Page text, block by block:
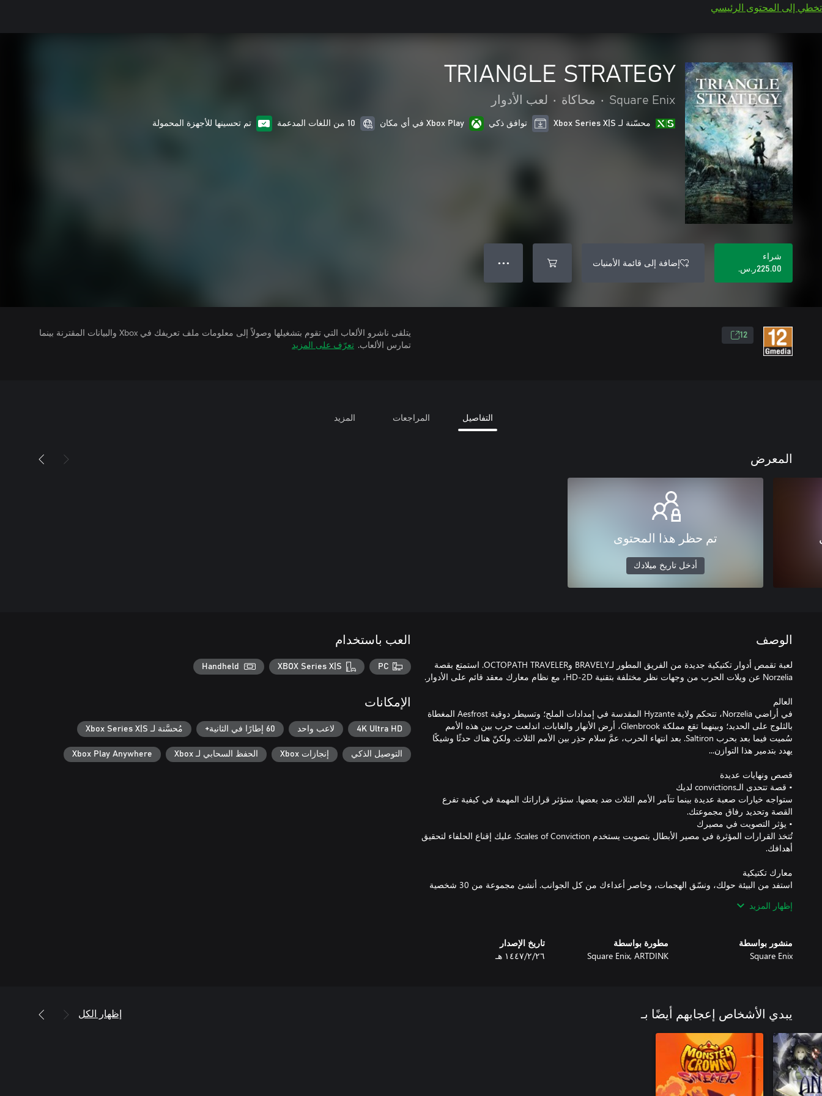
تخطي إلى المحتوى الرئيسي
TRIANGLE STRATEGY
Square Enix
• محاكاة • لعب الأدوار
محسّنة لـ Xbox Series X|S توافق ذكي Xbox Play في أي مكان 10 من اللغات المدعمة تم تحسينها للأجهزة المحمولة
شراء
‪ر.س.‏‎225.00‬
إضافة إلى قائمة الأمنيات ● ● ●
12
يتلقى ناشرو الألعاب التي تقوم بتشغيلها وصولاً إلى معلومات ملف تعريفك في Xbox والبيانات المقترنة بينما
تمارس الألعاب. تعرّف على المزيد
التفاصيل المراجعات المزيد
المعرض
تم حظر هذا المحتوى
أدخل تاريخ ميلادك
الوصف
لعبة تقمص أدوار تكتيكية جديدة من الفريق المطور لـBRAVELY وOCTOPATH TRAVELER. استمتع بقصة
في أراضي Norzelia، تتحكم ولاية Hyzante المقدسة في إمدادات الملح؛ وتسيطر دوقية Aesfrost المغطاة
بالثلوج على الحديد؛ وبينهما تقع مملكة Glenbrook، أرض الأنهار والغابات. اندلعت حرب بين هذه الأمم
سُميت فيما بعد بحرب Saltiron. بعد انتهاء الحرب، عمَّ سلام حذِر بين الأمم الثلاث. ولكنّ هناك حدثًا وشيكًا
ستواجه خيارات صعبة عديدة بينما تتآمر الأمم الثلاث ضد بعضها. ستؤثر قراراتك المهمة في كيفية تفرع
تُتخذ القرارات المؤثرة في مصير الأبطال بتصويت يستخدم Scales of Conviction. عليك إقناع الحلفاء لتحقيق
استفد من البيئة حولك، ونسّق الهجمات، وحاصر أعداءك من كل الجوانب. أنشئ مجموعة من 30 شخصية
إظهار المزيد
منشور بواسطة
Square Enix
مطورة بواسطة
Square Enix, ARTDINK
تاريخ الإصدار
٢٦‏/٢‏/١٤٤٧ هـ
العب باستخدام
PC
XBOX Series X|S
Handheld
الإمكانات
4K Ultra HD لاعب واحد 60 إطارًا في الثانية+ مُحسَّنة لـ Xbox Series X|S
التوصيل الذكي إنجازات Xbox الحفظ السحابي لـ Xbox Xbox Play Anywhere
يبدي الأشخاص إعجابهم أيضًا بـ إظهار الكل